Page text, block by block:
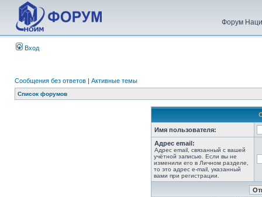
Форум
Вход
Сообщения без ответов | Активные темы
Список форумов
Имя пользователя:
Адрес email:
Адрес email, связанный с вашей
учётной записью. Если вы не
изменили его в Личном разделе,
то это адрес e-mail, указанный
вами при регистрации.